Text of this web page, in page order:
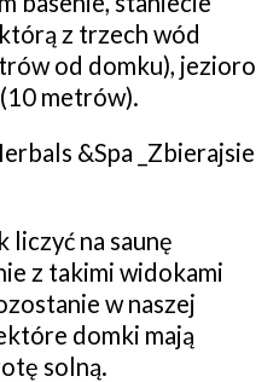
z trzech wód
od domku), jezioro
metrów).
liczyć na saunę
z takimi widokami
w naszej
domki mają
solną.